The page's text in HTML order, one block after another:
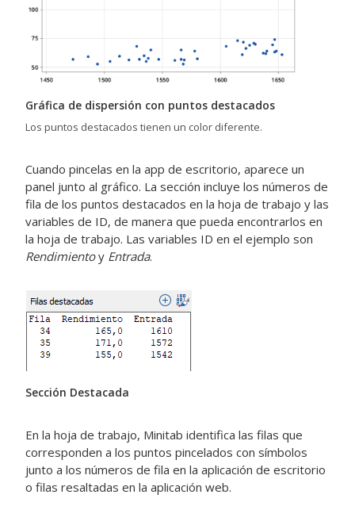
Gráfica de dispersión con puntos destacados
Los puntos destacados tienen un color diferente.
Cuando pincelas en la app de escritorio, aparece un
panel junto al gráfico. La sección incluye los números de
fila de los puntos destacados en la hoja de trabajo y las
variables de ID, de manera que pueda encontrarlos en
la hoja de trabajo. Las variables ID en el ejemplo son
Rendimientoy Entrada.
Sección Destacada
En la hoja de trabajo, Minitab identifica las filas que
corresponden a los puntos pincelados con símbolos
junto a los números de fila en la aplicación de escritorio
o filas resaltadas en la aplicación web.